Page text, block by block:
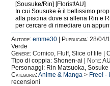
[Sousuke/Rin] [Florist!AU]
In cui Sousuke è il bellissimo
alla piscina dove si allena Rin e
per cercare di rimediare un
Autore: emme30 Pubblicata: 28/04/
Verde
Genere: Comico, Fluff, Slice of life |
Tipo di coppia: Shonen-ai |
Note:
Personaggi: Rin Matsuoka, Sosuke
Categoria:Anime & Manga > Free! -
recensioni